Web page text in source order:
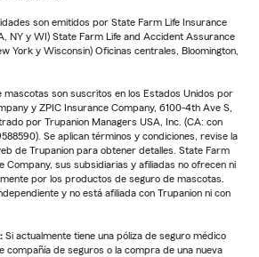
son emitidos por State Farm Life Insurance
NY y WI) State Farm Life and Accident Assurance
York y Wisconsin) Oficinas centrales, Bloomington,
son suscritos en los Estados Unidos por
y ZPIC Insurance Company, 6100-4th Ave S,
por Trupanion Managers USA, Inc. (CA: con
Se aplican términos y condiciones, revise la
de Trupanion para obtener detalles. State Farm
Company, sus subsidiarias y afiliadas no ofrecen ni
por los productos de seguro de mascotas.
y no está afiliada con Trupanion ni con
Si actualmente tiene una póliza de seguro médico
compañía de seguros o la compra de una nueva